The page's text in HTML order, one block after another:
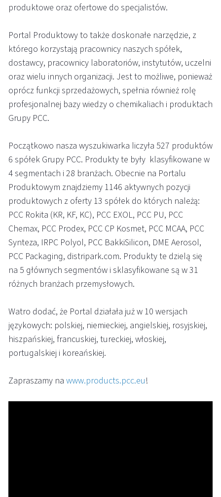
produktowe oraz ofertowe do specjalistów.
Portal Produktowy to także doskonałe narzędzie, z
którego korzystają pracownicy naszych spółek,
dostawcy, pracownicy laboratoriów, instytutów, uczelni
oraz wielu innych organizacji. Jest to możliwe, ponieważ
oprócz funkcji sprzedażowych, spełnia również rolę
profesjonalnej bazy wiedzy o chemikaliach i produktach
Grupy PCC.
Początkowo nasza wyszukiwarka liczyła 527 produktów
6 spółek Grupy PCC. Produkty te były klasyfikowane w
4 segmentach i 28 branżach. Obecnie na Portalu
Produktowym znajdziemy 1146 aktywnych pozycji
produktowych z oferty 13 spółek do których należą:
PCC Rokita (KR, KF, KC), PCC EXOL, PCC PU, PCC
Chemax, PCC Prodex, PCC CP Kosmet, PCC MCAA, PCC
Synteza, IRPC Polyol, PCC BakkiSilicon, DME Aerosol,
PCC Packaging, distripark.com. Produkty te dzielą się
na 5 głównych segmentów i sklasyfikowane są w 31
różnych branżach przemysłowych.
Watro dodać, że Portal działała już w 10 wersjach
językowych: polskiej, niemieckiej, angielskiej, rosyjskiej,
hiszpańskiej, francuskiej, tureckiej, włoskiej,
portugalskiej i koreańskiej.
Zapraszamy na www.products.pcc.eu!